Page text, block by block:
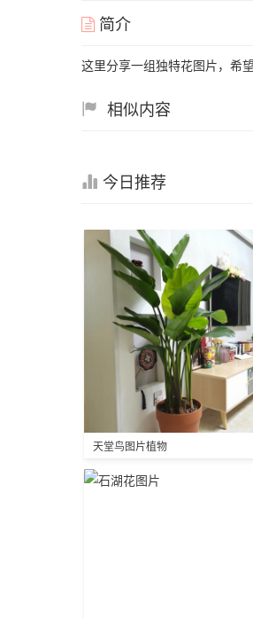
简介
这里分享一组独特花图片，希
相似内容
今日推荐
天堂鸟图片植物